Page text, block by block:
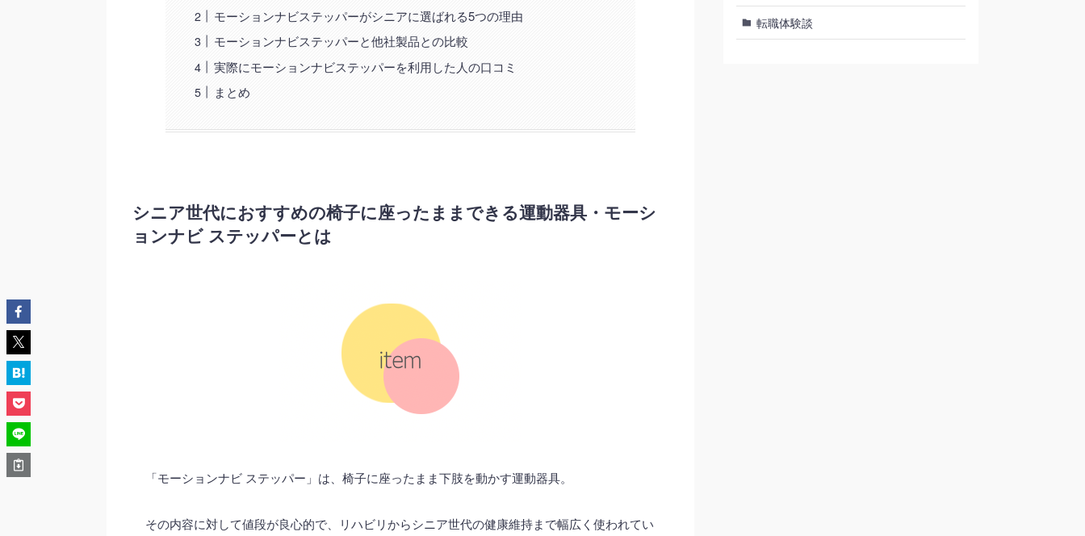
モーションナビステッパーがシニアに選ばれる5つの理由
モーションナビステッパーと他社製品との比較
実際にモーションナビステッパーを利用した人の口コミ
まとめ
シニア世代におすすめの椅子に座ったままできる運動器具・モーシ
ョンナビ ステッパーとは
「モーションナビ ステッパー」は、椅子に座ったまま下肢を動かす運動器具。
その内容に対して値段が良心的で、リハビリからシニア世代の健康維持まで幅広く使われてい
転職体験談